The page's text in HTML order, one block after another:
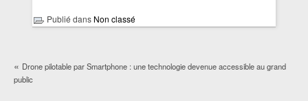
Publié dans Non classé
« Drone pilotable par Smartphone : une technologie devenue accessible au grand
public